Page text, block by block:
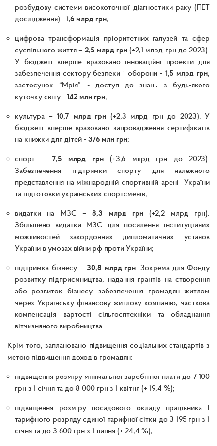
розбудову системи високоточної діагностики раку (ПЕТ
дослідження) - 1,6 млрд грн;
цифрова трансформація пріоритетних галузей та сфер
суспільного життя – 2,5 млрд грн (+2,1 млрд грн до 2023).
У бюджеті вперше враховано інноваційні проекти для
забезпечення сектору безпеки і оборони - 1,5 млрд грн,
застосунок “Мрія” - доступ до знань з будь-якого
куточку світу - 142 млн грн;
культура – 10,7 млрд грн (+2,3 млрд грн до 2023). У
бюджеті вперше враховано запровадження сертифікатів
на книжки для дітей - 376 млн грн;
спорт – 7,5 млрд грн(+3,6 млрд грн до 2023).
Забезпечення підтримки спорту для належного
представлення на міжнародній спортивній арені України
та підготовки українських спортсменів;
видатки на МЗС –8,3 млрд грн (+2,2 млрд грн).
Збільшено видатки МЗС для посилення інституційних
можливостей закордонних дипломатичних установ
України в умовах війни рф проти України;
підтримка бізнесу – 30,8 млрд грн . Зокрема для Фонду
розвитку підприємництва, надання грантів на створення
або розвиток бізнесу, забезпечення громадян житлом
через Українську фінансову житлову компанію, часткова
компенсація вартості сільгосптехніки та обладнання
вітчизняного виробництва.
Крім того, заплановано підвищення соціальних стандартів з
метою підвищення доходів громадян:
підвищення розміру мінімальної заробітної плати до 7 100
грн з 1 січня та до 8 000 грн з 1 квітня (+ 19,4 %);
підвищення розміру посадового окладу працівника І
тарифного розряду єдиної тарифної сітки до 3 195 грн з 1
січня та до 3 600 грн з 1 липня (+ 24,4 %);